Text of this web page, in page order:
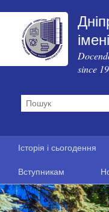
since
Історія і сьогодення
Вступникам